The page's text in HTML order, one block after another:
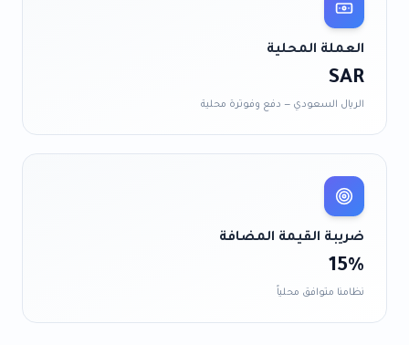
العملة المحلية
SAR
الريال السعودي — دفع وفوترة محلية
ضريبة القيمة المضافة
15%
نظامنا متوافق محلياً